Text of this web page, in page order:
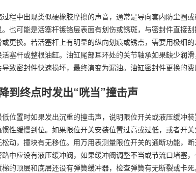
程中出现类似硬橡胶摩擦的声音，通常是导向套内防尘圈
也可能是活塞杆镀铬层表面有划伤或锈斑，与密封件直接
更换。若活塞杆上有明显的纵向划痕或锈点，需要用极细
塞杆或整根油缸。油缸尾部耳环处的关节轴承如果缺少润
致密封件快速损坏，最终演变为漏油。油缸密封件更换的
到终点时发出“咣当”撞击声
位置时如果发出沉重的撞击声，说明限位开关或液压缓冲
性缓慢到位。如果限位开关安装位置过高或过低，或者开
动，撞块有无移位。用万用表测量限位开关的通断功能，
中应设有液压缓冲阀，如果缓冲阀调整不当或节流口堵塞
的顶层和底层还设有弹簧缓冲器，检查弹簧有无断裂或卡